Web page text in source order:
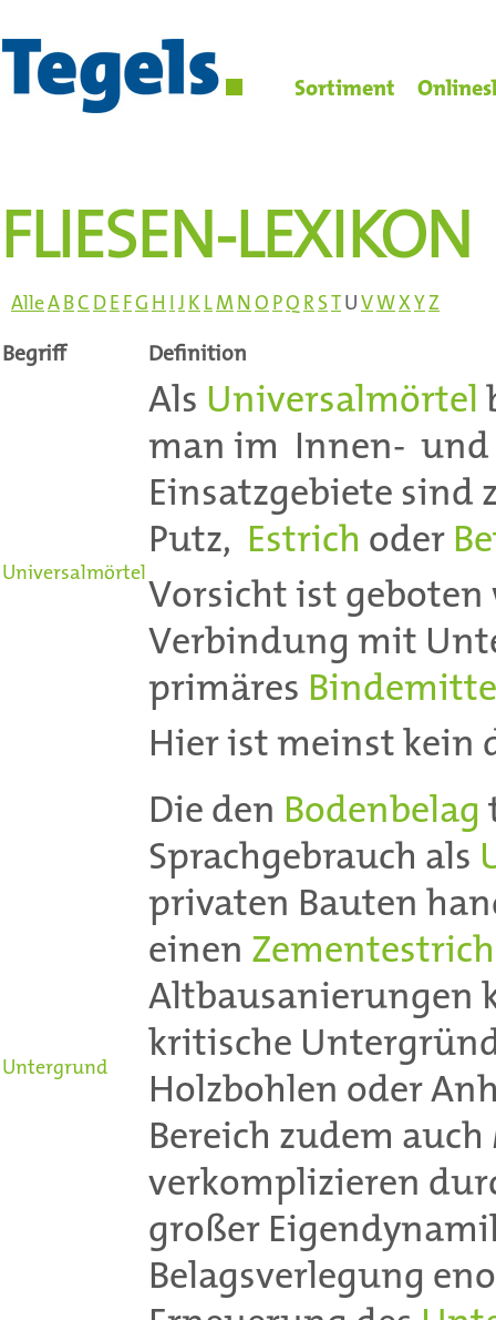
Sortiment
FLIESEN-LEXIKON
AlleA BC D E FG H I J K L M N O PQ R S T U V WXY Z
Begriff Definition
Universalmörtel
Als Universalmörtel
man im Innen- und
Einsatzgebiete sind
Putz, Estrich oder
Vorsicht ist
Verbindung mit
primäres
Hier ist meinst kein
Untergrund
Die den Bodenbelag
Sprachgebrauch als
privaten Bauten
einen Zementestrich
Altbausanierungen
kritische
Holzbohlen oder
Bereich zudem
verkomplizieren
großer
Belagsverlegung